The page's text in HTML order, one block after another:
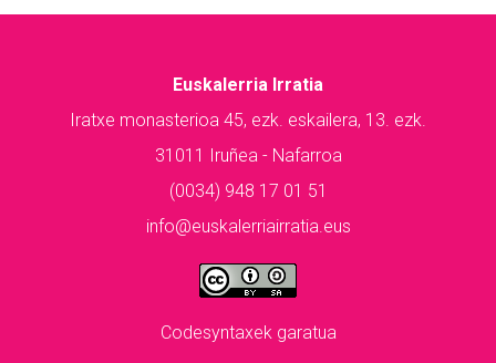
Euskalerria Irratia
Iratxe monasterioa 45, ezk. eskailera, 13. ezk.
31011 Iruñea - Nafarroa
(0034) 948 17 01 51
info@euskalerriairratia.eus
Codesyntaxek garatua